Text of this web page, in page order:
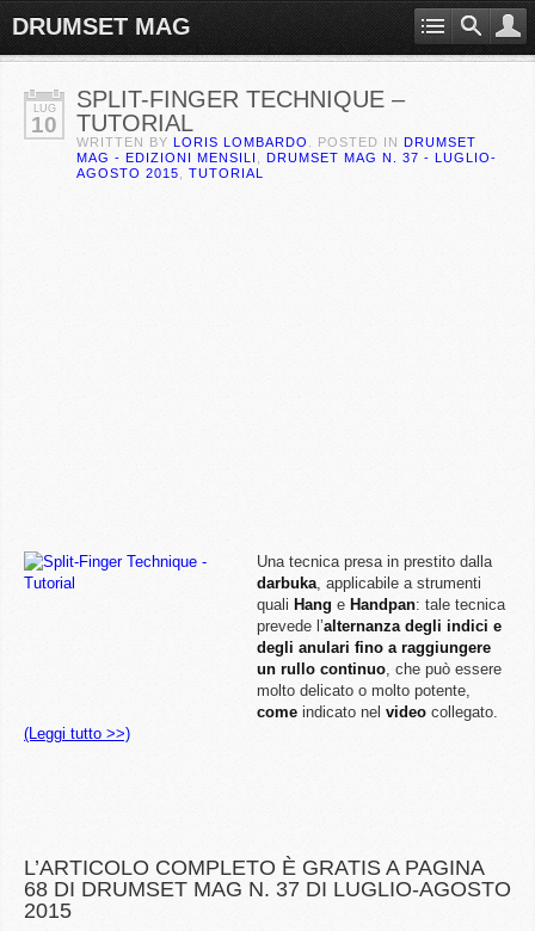
DRUMSET MAG
LUG
10
SPLIT-FINGER TECHNIQUE –
TUTORIAL
WRITTEN BY LORIS LOMBARDO . POSTED IN DRUMSET
MAG - EDIZIONI MENSILI
DRUMSET MAG N. 37 - LUGLIO-
AGOSTO 2015
TUTORIAL
Una tecnica presa in prestito dalla
darbuka, applicabile a strumenti
quali Hang e Handpan: tale tecnica
prevede l’alternanza degli indici e
degli anulari fino a raggiungere
un rullo continuo, che può essere
molto delicato o molto potente,
come indicato nel video collegato.
(Leggi tutto >>)
L’ARTICOLO COMPLETO È GRATIS A PAGINA
68 DI DRUMSET MAG N. 37 DI LUGLIO-AGOSTO
2015